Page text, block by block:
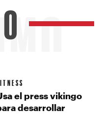
el press vikingo
desarrollar